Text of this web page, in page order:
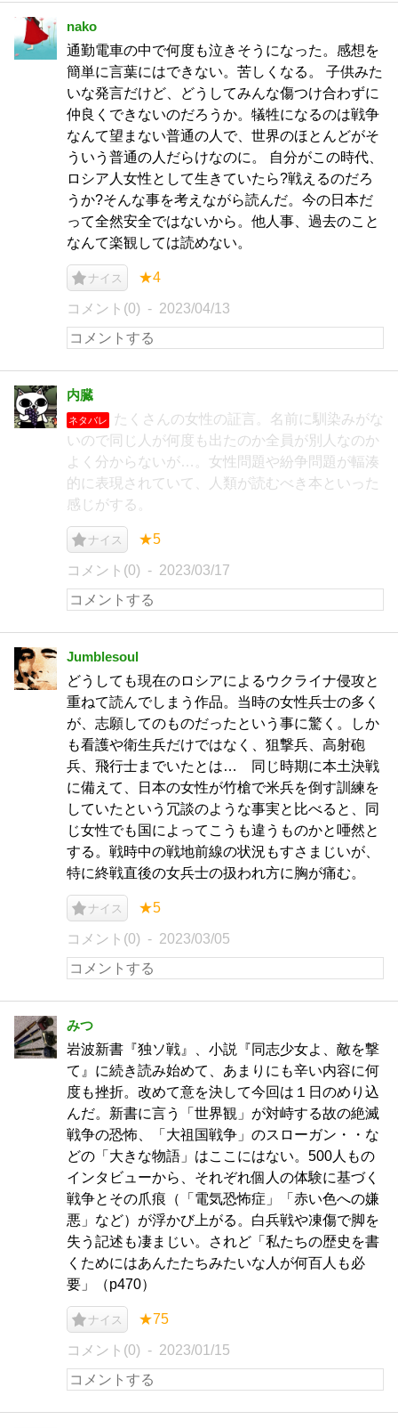
nako
通勤電車の中で何度も泣きそうになった。感想を
簡単に言葉にはできない。苦しくなる。 子供みた
いな発言だけど、どうしてみんな傷つけ合わずに
仲良くできないのだろうか。犠牲になるのは戦争
なんて望まない普通の人で、世界のほとんどがそ
ういう普通の人だらけなのに。 自分がこの時代、
ロシア人女性として生きていたら?戦えるのだろ
うか?そんな事を考えながら読んだ。今の日本だ
って全然安全ではないから。他人事、過去のこと
なんて楽観しては読めない。
ナイス ★4
コメント(0) 2023/04/13
内臓
ネタバレ
たくさんの女性の証言。名前に馴染みがな
いので同じ人が何度も出たのか全員が別人なのか
よく分からないが…。女性問題や紛争問題が輻湊
的に表現されていて、人類が読むべき本といった
感じがする。
ナイス ★5
コメント(0) 2023/03/17
Jumblesoul
どうしても現在のロシアによるウクライナ侵攻と
重ねて読んでしまう作品。当時の女性兵士の多く
が、志願してのものだったという事に驚く。しか
も看護や衛生兵だけではなく、狙撃兵、高射砲
兵、飛行士までいたとは… 同じ時期に本土決戦
に備えて、日本の女性が竹槍で米兵を倒す訓練を
していたという冗談のような事実と比べると、同
じ女性でも国によってこうも違うものかと唖然と
する。戦時中の戦地前線の状況もすさまじいが、
特に終戦直後の女兵士の扱われ方に胸が痛む。
ナイス ★5
コメント(0) 2023/03/05
みつ
岩波新書『独ソ戦』、小説『同志少女よ、敵を撃
て』に続き読み始めて、あまりにも辛い内容に何
度も挫折。改めて意を決して今回は１日のめり込
んだ。新書に言う「世界観」が対峙する故の絶滅
戦争の恐怖、「大祖国戦争」のスローガン・・な
どの「大きな物語」はここにはない。500人もの
インタビューから、それぞれ個人の体験に基づく
戦争とその爪痕（「電気恐怖症」「赤い色への嫌
悪」など）が浮かび上がる。白兵戦や凍傷で脚を
失う記述も凄まじい。されど「私たちの歴史を書
くためにはあんたたちみたいな人が何百人も必
要」（p470）
ナイス ★75
コメント(0) 2023/01/15